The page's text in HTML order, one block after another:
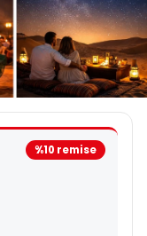
%10 remise